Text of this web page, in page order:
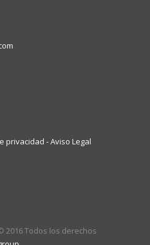
privacidad -Aviso Legal
2016 Todos los derechos